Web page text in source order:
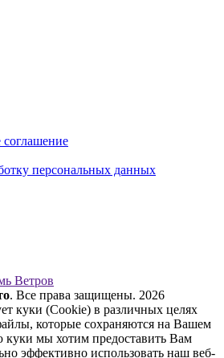
соглашение
персональных данных
Ветров
. Все права защищены. 2026
куки (Cookie) в различных целях
которые сохраняются на Вашем
мы хотим предоставить Вам
эффективно использовать наш веб-